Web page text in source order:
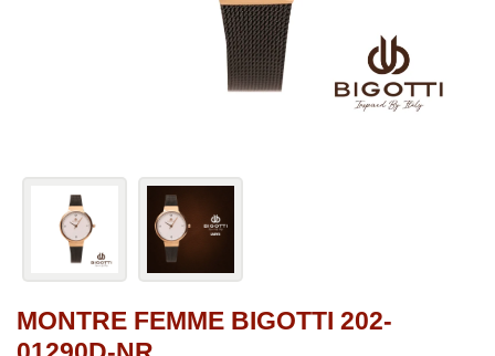
MONTRE FEMME BIGOTTI 202-